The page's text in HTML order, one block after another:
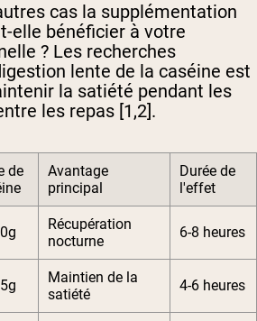
cas la supplémentation
elle bénéficier à votre
? Les recherches
lente de la caséine est
la satiété pendant les
les repas [1,2].
de
Avantage
principal
Durée de
l'effet
Récupération
nocturne
6-8 heures
Maintien de la
satiété
4-6 heures